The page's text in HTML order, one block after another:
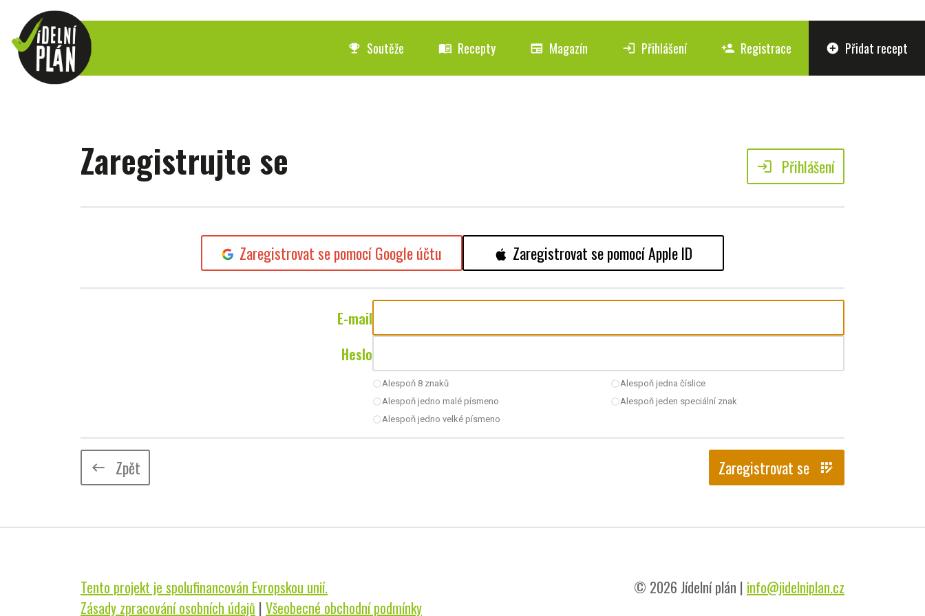
emoji_events Soutěže menu_book Recepty newspaper Magazín login Přihlášení person_add Registrace add_circle Přidat recept
Zaregistrujte se login Přihlášení
Zaregistrovat se pomocí Google účtu Zaregistrovat se pomocí Apple ID
E-mail
Heslo
radio_button_uncheckedAlespoň 8 znaků
radio_button_uncheckedAlespoň jedno malé písmeno
radio_button_uncheckedAlespoň jedno velké písmeno
radio_button_uncheckedAlespoň jedna číslice
radio_button_uncheckedAlespoň jeden speciální znak
keyboard_backspace Zpět Zaregistrovat se app_registration
Tento projekt je spolufinancován Evropskou unií.
Zásady zpracování osobních údajů | Všeobecné obchodní podmínky
© 2026 Jídelní plán | info@jidelniplan.cz